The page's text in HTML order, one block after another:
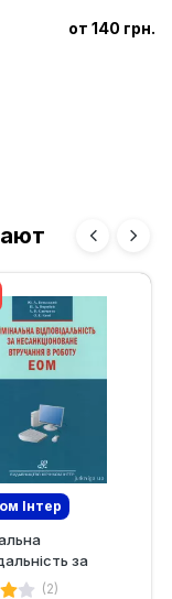
от 140 грн.
Iнтер
за
(2)